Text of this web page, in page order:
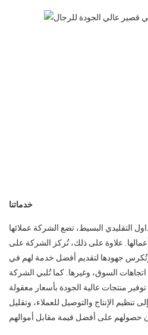
خدماتنا
التقليدي البسيط، تضع الشركة عملائها
علاوة على ذلك، تُركز الشركة على
جهودها لتقديم أفضل خدمة لهم في
السوق، وغيرها. كما تُلبي الشركة
منتجات عالية الجودة بأسعار معقولة
تنظيم الإنتاج والتوصيل للعملاء، وتقليل